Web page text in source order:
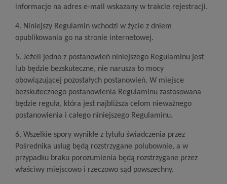
informacje na adres e-mail wskazany w trakcie rejestracji.
4. Niniejszy Regulamin wchodzi w życie z dniem
opublikowania go na stronie internetowej.
5. Jeżeli jedno z postanowień niniejszego Regulaminu jest
lub będzie bezskuteczne, nie narusza to mocy
obowiązującej pozostałych postanowień. W miejsce
bezskutecznego postanowienia Regulaminu zastosowana
będzie reguła, która jest najbliższa celom nieważnego
postanowienia i całego niniejszego Regulaminu.
6. Wszelkie spory wynikłe z tytułu świadczenia przez
Pośrednika usług będą rozstrzygane polubownie, a w
przypadku braku porozumienia będą rozstrzygane przez
właściwy miejscowo i rzeczowo sąd powszechny.